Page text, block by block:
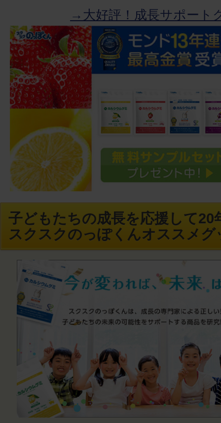
→大好評！成長サポート
子どもたちの成長を応援して20
スクスクのっぽくんオススメグ